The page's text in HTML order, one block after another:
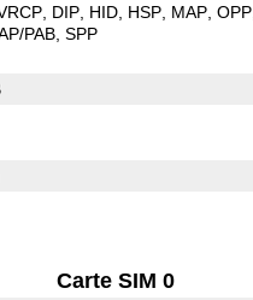
DIP HID HSP MAP OPP
PAB SPP
Carte SIM 0